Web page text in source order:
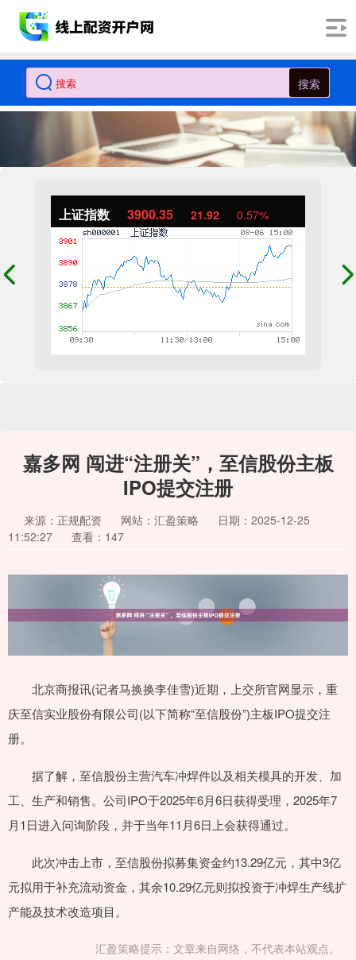
搜索
上证指数 3900.35 21.92 0.57%
嘉多网 闯进“注册关”，至信股份主板
IPO提交注册
来源：正规配资 网站：汇盈策略
日期：2025-12-25
11:52:27
查看：147
北京商报讯(记者马换换李佳雪)近期，上交所官网显示，重
庆至信实业股份有限公司(以下简称“至信股份”)主板IPO提交注
册。
据了解，至信股份主营汽车冲焊件以及相关模具的开发、加
工、生产和销售。公司IPO于2025年6月6日获得受理，2025年7
月1日进入问询阶段，并于当年11月6日上会获得通过。
此次冲击上市，至信股份拟募集资金约13.29亿元，其中3亿
元拟用于补充流动资金，其余10.29亿元则拟投资于冲焊生产线扩
产能及技术改造项目。
汇盈策略提示：文章来自网络，不代表本站观点。